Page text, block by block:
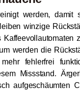
werden,
winzige
werden die
fehlerfrei
Missstand.
aufgeschäumten